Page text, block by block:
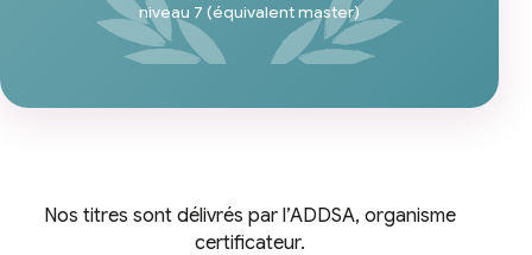
niveau 7 (équivalent master)
Nos titres sont délivrés par l’ADDSA, organisme
certificateur.